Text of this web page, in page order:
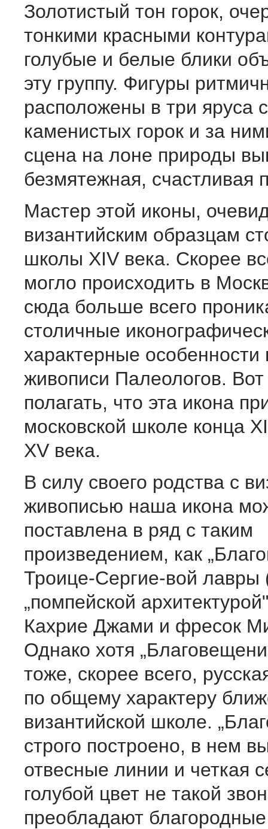
Золотистый тон горок,
тонкими красными
голубые и белые блики
эту группу. Фигуры
расположены в три яруса
каменистых горок и за
сцена на лоне природы
безмятежная, счастливая
Мастер этой иконы,
византийским образцам
школы XIV века. Скорее
могло происходить в
сюда больше всего
столичные
характерные особенности
живописи Палеологов.
полагать, что эта икона
московской школе конца
XV века.
В силу своего родства с
живописью наша икона
поставлена в ряд с таким
произведением, как
Троице-Сергие-вой лавры
„помпейской
Кахрие Джами и фресок
Однако хотя
тоже, скорее всего,
по общему характеру
византийской школе.
строго построено, в нем
отвесные линии и четкая
голубой цвет не такой
преобладают благородные